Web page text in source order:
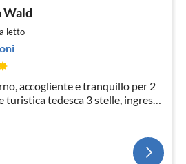
Wald
letto
accogliente e tranquillo per 2
turistica tedesca 3 stelle, ingresso
chi soffre di allergie, ai pavimenti